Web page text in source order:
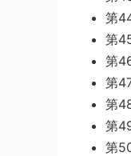
第
第
第
第
第
第
第